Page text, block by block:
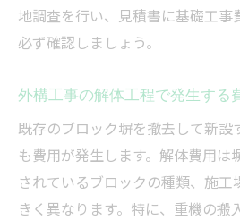
地調査を行い、見積書に基礎工
必ず確認しましょう。
外構工事の解体工程で発生する
既存のブロック塀を撤去して新設
も費用が発生します。解体費用は
されているブロックの種類、施工
きく異なります。特に、重機の搬